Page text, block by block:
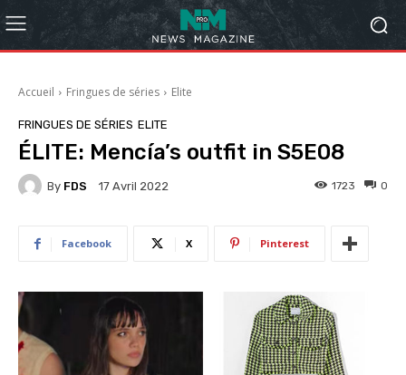
Accueil Fringues de séries Elite
FRINGUES DE SÉRIES ELITE
ÉLITE: Mencía’s outfit in S5E08
By FDS 17 Avril 2022 0
1723
Facebook X Pinterest